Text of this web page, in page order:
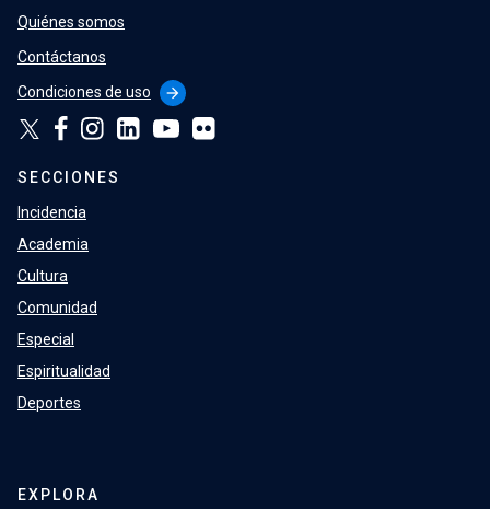
Quiénes somos
Contáctanos
Condiciones de uso
arrow_forward
SECCIONES
Incidencia
Academia
Cultura
Comunidad
Especial
Espiritualidad
Deportes
EXPLORA